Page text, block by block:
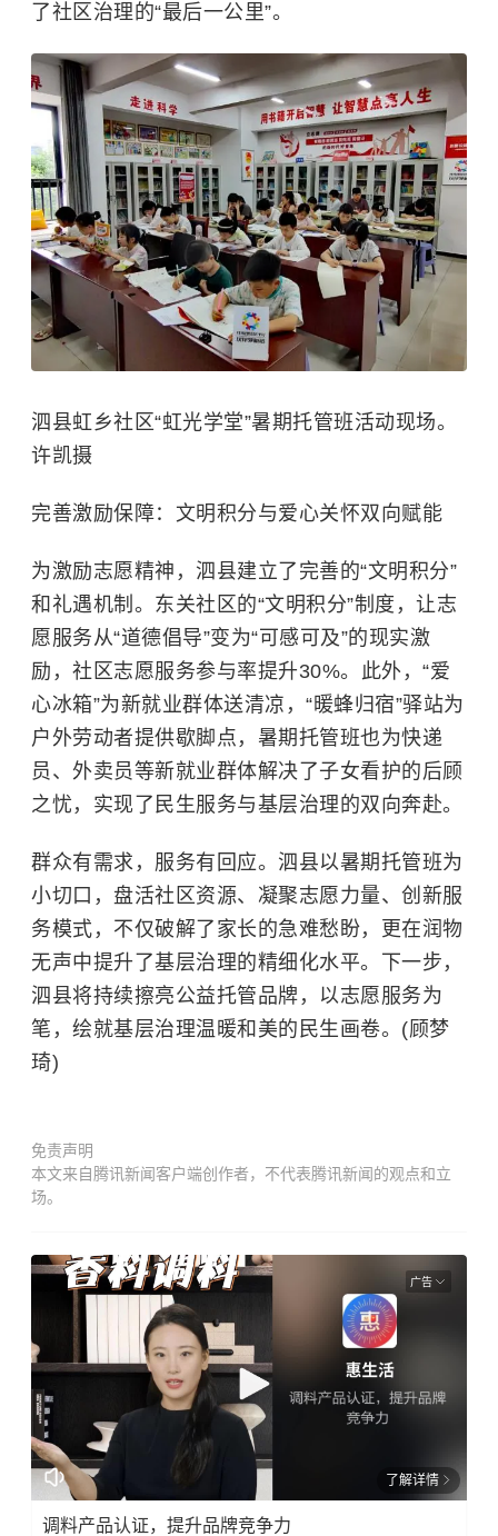
了社区治理的“最后一公里”。
泗县虹乡社区“虹光学堂”暑期托管班活动现场。
许凯摄
完善激励保障：文明积分与爱心关怀双向赋能
为激励志愿精神，泗县建立了完善的“文明积分”
和礼遇机制。东关社区的“文明积分”制度，让志
愿服务从“道德倡导”变为“可感可及”的现实激
励，社区志愿服务参与率提升30%。此外，“爱
心冰箱”为新就业群体送清凉，“暖蜂归宿”驿站为
户外劳动者提供歇脚点，暑期托管班也为快递
员、外卖员等新就业群体解决了子女看护的后顾
之忧，实现了民生服务与基层治理的双向奔赴。
群众有需求，服务有回应。泗县以暑期托管班为
小切口，盘活社区资源、凝聚志愿力量、创新服
务模式，不仅破解了家长的急难愁盼，更在润物
无声中提升了基层治理的精细化水平。下一步，
泗县将持续擦亮公益托管品牌，以志愿服务为
笔，绘就基层治理温暖和美的民生画卷。(顾梦
琦)
免责声明
本文来自腾讯新闻客户端创作者，不代表腾讯新闻的观点和立
场。
广告
了解详情
调料产品认证，提升品牌竞争力